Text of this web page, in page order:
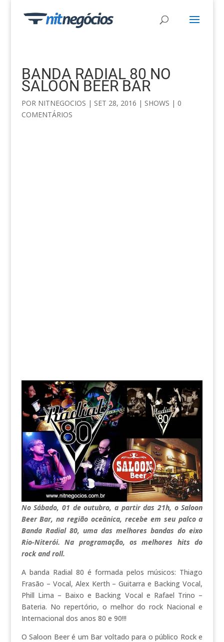
BANDA RADIAL 80 NO
SALOON BEER BAR
POR NITNEGOCIOS | SET 28, 2016 | SHOWS | 0
COMENTÁRIOS
No Sábado, 01 de outubro, a partir das 21h, o Saloon
Beer Bar, na região oceânica, recebe em seu palco a
Banda Radial 80, uma das melhores bandas do eixo
Rio-Niterói. Na programação, os melhores hits do
rock and roll.
A banda Radial 80 é formada pelos músicos: Thiago
Frasão – Vocal, Alex Kerth – Guitarra e Backing Vocal,
Phill Lima – Baixo e Backing Vocal e Rafael Trino –
Bateria. No repertório, o melhor do rock Nacional e
Internacional dos anos 80 e 90!!!
O Saloon Beer é um Bar voltado para o público Rock e